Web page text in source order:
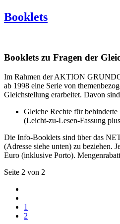
Booklets
Booklets zu Fragen der
Im Rahmen der AKTION
ab 1998 eine Serie von
Gleichstellung erarbeitet. Davon
Gleiche Rechte für
(Leicht-zu-Lesen-Fassung
Die Info-Booklets sind über das
(Adresse siehe unten) zu beziehen.
Euro (inklusive Porto).
Seite 2 von 2
1
2